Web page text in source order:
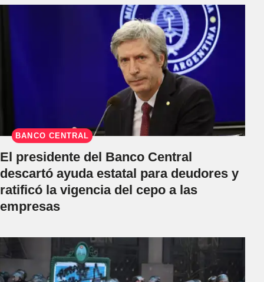
BANCO CENTRAL
El presidente del Banco Central
descartó ayuda estatal para deudores y
ratificó la vigencia del cepo a las
empresas